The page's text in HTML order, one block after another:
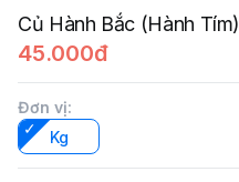
Củ Hành Bắc (Hành Tím)
45.000đ
Đơn vị:
Kg